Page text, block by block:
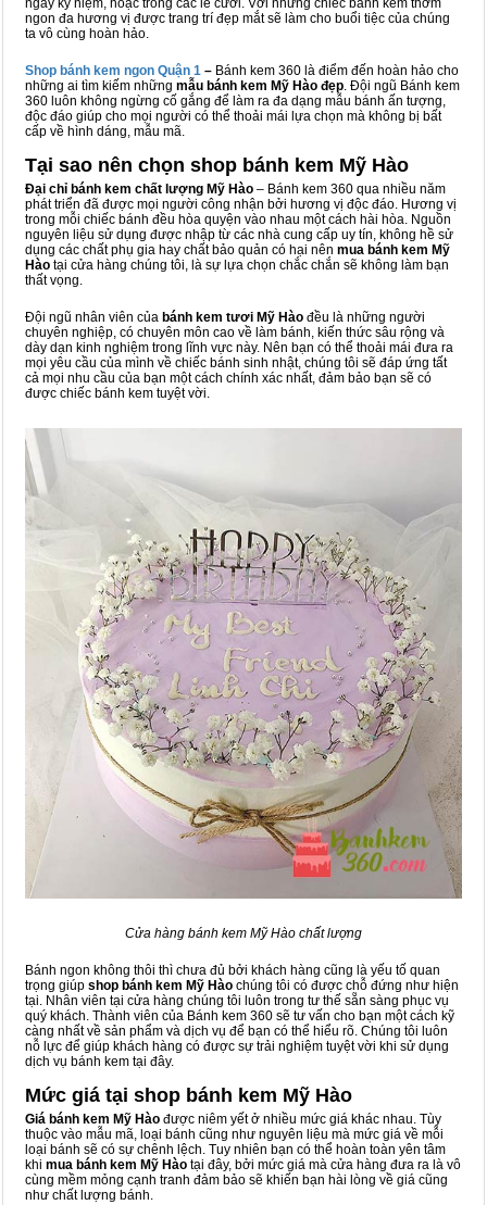
ngày kỷ niệm, hoặc trong các lễ cưới. Với những chiếc bánh kem thơm
ngon đa hương vị được trang trí đẹp mắt sẽ làm cho buổi tiệc của chúng
ta vô cùng hoàn hảo.
Shop bánh kem ngon Quận 1 – Bánh kem 360 là điểm đến hoàn hảo cho
những ai tìm kiếm những mẫu bánh kem Mỹ Hào đẹp. Đội ngũ Bánh kem
360 luôn không ngừng cố gắng để làm ra đa dạng mẫu bánh ấn tượng,
độc đáo giúp cho mọi người có thể thoải mái lựa chọn mà không bị bất
cấp về hình dáng, mẫu mã.
Tại sao nên chọn shop bánh kem Mỹ Hào
Đại chỉ bánh kem chất lượng Mỹ Hào – Bánh kem 360 qua nhiều năm
phát triển đã được mọi người công nhận bởi hương vị độc đáo. Hương vị
trong mỗi chiếc bánh đều hòa quyện vào nhau một cách hài hòa. Nguồn
nguyên liệu sử dụng được nhập từ các nhà cung cấp uy tín, không hề sử
dụng các chất phụ gia hay chất bảo quản có hại nên mua bánh kem Mỹ
Hào tại cửa hàng chúng tôi, là sự lựa chọn chắc chắn sẽ không làm bạn
thất vọng.
Đội ngũ nhân viên của bánh kem tươi Mỹ Hào đều là những người
chuyên nghiệp, có chuyên môn cao về làm bánh, kiến thức sâu rộng và
dày dạn kinh nghiệm trong lĩnh vực này. Nên bạn có thể thoải mái đưa ra
mọi yêu cầu của mình về chiếc bánh sinh nhật, chúng tôi sẽ đáp ứng tất
cả mọi nhu cầu của bạn một cách chính xác nhất, đảm bảo bạn sẽ có
được chiếc bánh kem tuyệt vời.
Cửa hàng bánh kem Mỹ Hào chất lượng
Bánh ngon không thôi thì chưa đủ bởi khách hàng cũng là yếu tố quan
trọng giúp shop bánh kem Mỹ Hào chúng tôi có được chỗ đứng như hiện
tại. Nhân viên tại cửa hàng chúng tôi luôn trong tư thế sẵn sàng phục vụ
quý khách. Thành viên của Bánh kem 360 sẽ tư vấn cho bạn một cách kỹ
càng nhất về sản phẩm và dịch vụ để bạn có thể hiểu rõ. Chúng tôi luôn
nỗ lực để giúp khách hàng có được sự trải nghiệm tuyệt vời khi sử dụng
dịch vụ bánh kem tại đây.
Mức giá tại shop bánh kem Mỹ Hào
Giá bánh kem Mỹ Hào được niêm yết ở nhiều mức giá khác nhau. Tùy
thuộc vào mẫu mã, loại bánh cũng như nguyên liệu mà mức giá về mỗi
loại bánh sẽ có sự chênh lệch. Tuy nhiên bạn có thể hoàn toàn yên tâm
khi mua bánh kem Mỹ Hào tại đây, bởi mức giá mà cửa hàng đưa ra là vô
cùng mềm mỏng cạnh tranh đảm bảo sẽ khiến bạn hài lòng về giá cũng
như chất lượng bánh.